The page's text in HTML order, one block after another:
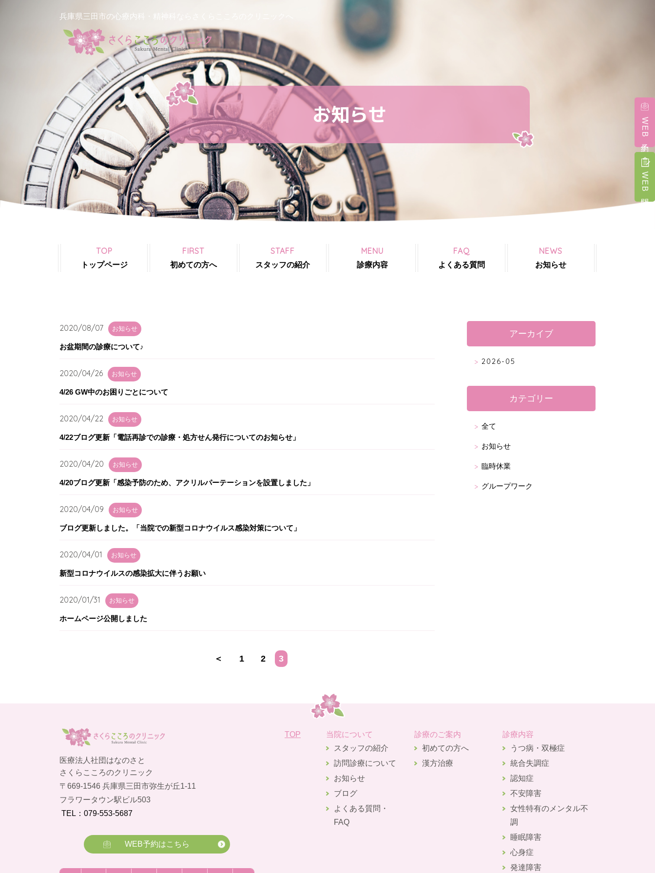
兵庫県三田市の心療内科・精神科ならさくらこころのクリニックへ
お知らせ
TOP
トップページ
FIRST
初めての方へ
STAFF
スタッフの紹介
MENU
診療内容
FAQ
よくある質問
NEWS
お知らせ
WEB予約
WEB問診
2020/08/07 お知らせ
お盆期間の診療について♪
2020/04/26 お知らせ
4/26 GW中のお困りごとについて
2020/04/22 お知らせ
4/22ブログ更新「電話再診での診療・処方せん発行についてのお知らせ」
2020/04/20 お知らせ
4/20ブログ更新「感染予防のため、アクリルパーテーションを設置しました」
2020/04/09 お知らせ
ブログ更新しました。「当院での新型コロナウイルス感染対策について」
2020/04/01 お知らせ
新型コロナウイルスの感染拡大に伴うお願い
2020/01/31 お知らせ
ホームページ公開しました
＜ 1 2 3
アーカイブ
2026-05
カテゴリー
全て
お知らせ
臨時休業
グループワーク
医療法人社団はなのさと
さくらこころのクリニック
〒669-1546 兵庫県三田市弥生が丘1-11
フラワータウン駅ビル503
TEL：079-553-5687
WEB予約はこちら
TOP
当院について
スタッフの紹介
訪問診療について
お知らせ
ブログ
よくある質問・
FAQ
診療のご案内
初めての方へ
漢方治療
診療内容
うつ病・双極症
統合失調症
認知症
不安障害
女性特有のメンタル不
調
睡眠障害
心身症
発達障害